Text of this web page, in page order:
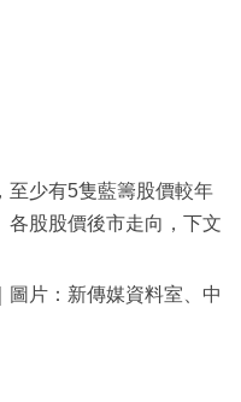
至少有5隻藍籌股價較年
各股股價後市走向，下文
圖片：新傳媒資料室、中